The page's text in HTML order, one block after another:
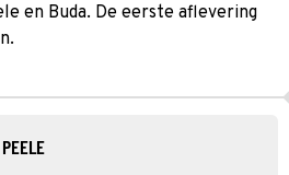
en Buda. De eerste aflevering